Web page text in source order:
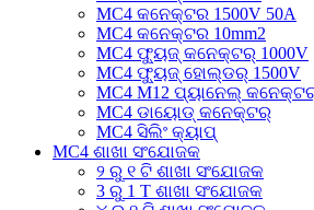
MC4 କନେକ୍ଟର 1500V 50A
MC4 କନେକ୍ଟର 10mm2
MC4 ଫ୍ୟୁଜ୍ କନେକ୍ଟର୍ 1000V
MC4 ଫ୍ୟୁଜ୍ ହୋଲ୍ଡର୍ 1500V
MC4 M12 ପ୍ୟାନେଲ୍
MC4 ଡାୟୋଡ୍ କନେକ୍ଟର୍
MC4 ସିଲିଂ କ୍ୟାପ୍
MC4 ଶାଖା ସଂଯୋଜକ
୨ ରୁ ୧ ଟି ଶାଖା ସଂଯୋଜକ
3 ରୁ 1 T ଶାଖା ସଂଯୋଜକ